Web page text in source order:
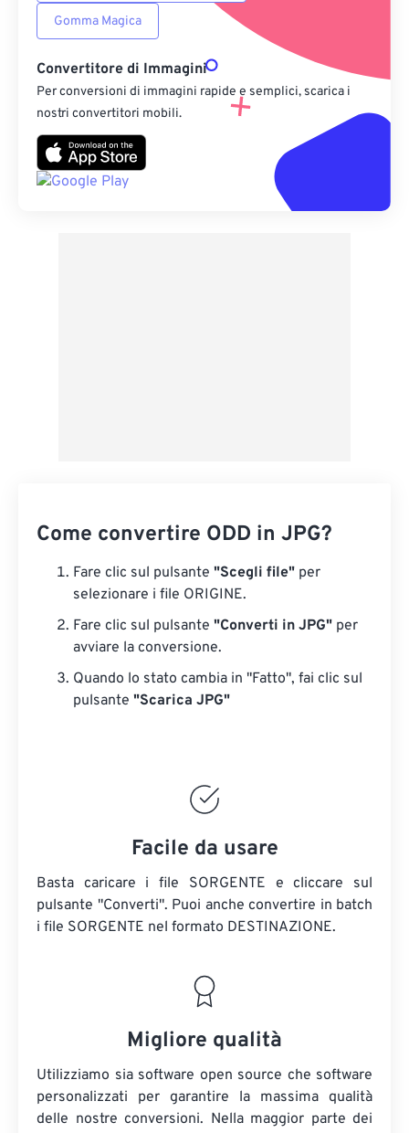
Gomma Magica
Convertitore di Immagini
Per conversioni di immagini rapide e semplici, scarica i
nostri convertitori mobili.
Come convertire ODD in JPG?
Fare clic sul pulsante "Scegli file" per
selezionare i file ORIGINE.
Fare clic sul pulsante "Converti in JPG" per
avviare la conversione.
Quando lo stato cambia in "Fatto", fai clic sul
pulsante "Scarica JPG"
Facile da usare
Basta caricare i file SORGENTE e cliccare sul
pulsante "Converti". Puoi anche convertire in batch
i file SORGENTE nel formato DESTINAZIONE.
Migliore qualità
Utilizziamo sia software open source che software
personalizzati per garantire la massima qualità
delle nostre conversioni. Nella maggior parte dei